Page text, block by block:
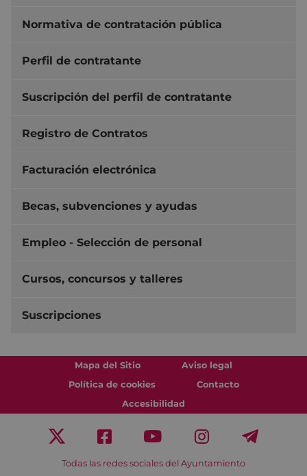
Normativa de contratación pública
Perfil de contratante
Suscripción del perfil de contratante
Registro de Contratos
Facturación electrónica
Becas, subvenciones y ayudas
Empleo - Selección de personal
Cursos, concursos y talleres
Suscripciones
Mapa del Sitio
Aviso legal
Política de cookies
Contacto
Accesibilidad
Todas las redes sociales del Ayuntamiento